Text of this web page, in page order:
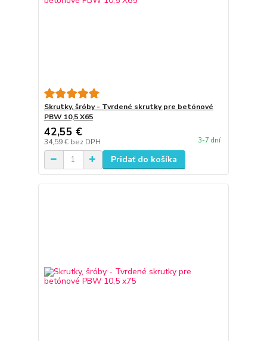
Skrutky, šróby - Tvrdené skrutky pre betónové
PBW 10,5 X65
42,55 €
34,59 € bez DPH 3-7 dní
Pridať do košíka